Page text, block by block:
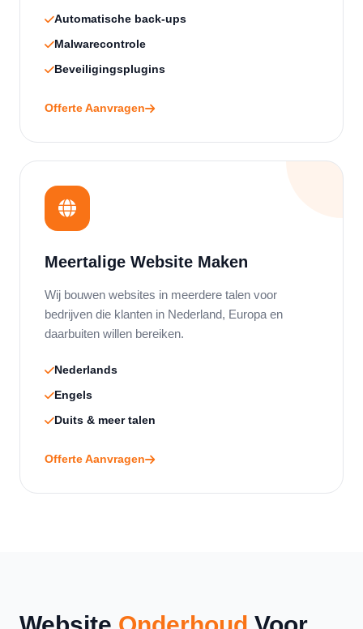
Automatische back-ups
Malwarecontrole
Beveiligingsplugins
Offerte Aanvragen
Meertalige Website Maken
Wij bouwen websites in meerdere talen voor
bedrijven die klanten in Nederland, Europa en
daarbuiten willen bereiken.
Nederlands
Engels
Duits & meer talen
Offerte Aanvragen